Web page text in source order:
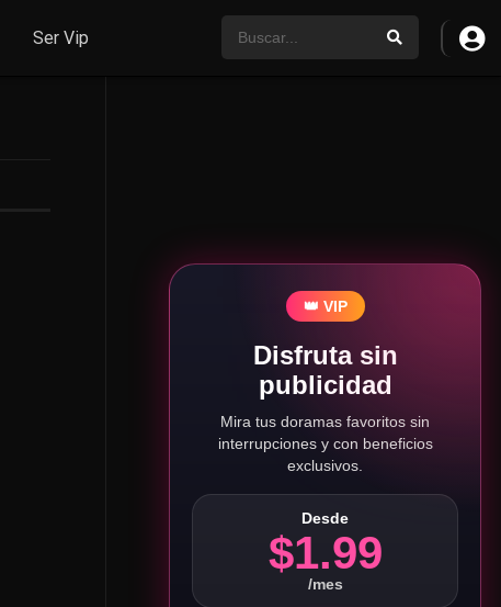
Ser Vip
👑 VIP
Disfruta sin
publicidad
Mira tus doramas favoritos sin
interrupciones y con beneficios
exclusivos.
Desde
$1.99
/mes